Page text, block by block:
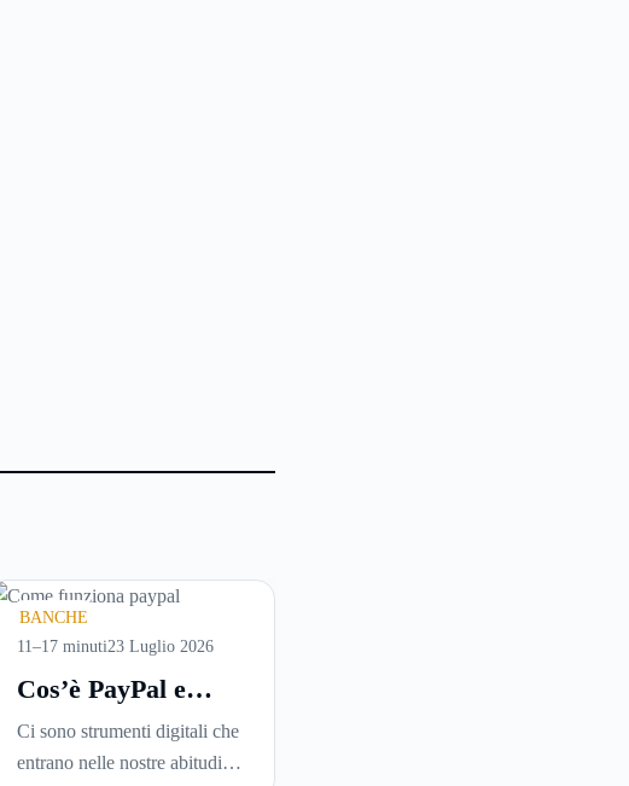
BANCHE
11–17 minuti23 Luglio 2026
Cos’è PayPal e
come funziona: la
guida completa
Ci sono strumenti digitali che
entrano nelle nostre abitudini